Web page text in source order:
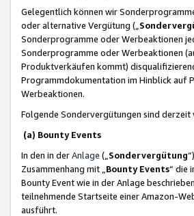
Gelegentlich können wir
oder alternative Vergütung („
Sonderprogramme oder Werbeaktionen
Sonderprogramme oder Werbeaktionen
Produktverkäufen kommt)
Programmdokumentation im Hinblick auf
Werbeaktionen.
Folgende Sondervergütungen sind derzeit
(a) Bounty Events
In den in derAnlage („ Sondervergütung
Zusammenhang mit „ Bounty Events“ die
Bounty Event wie in der Anlage
teilnehmende Startseite einer Amazon-
ausführt.